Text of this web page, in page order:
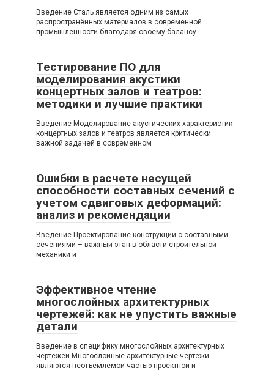
Введение Сталь является одним из самых
распространённых материалов в современной
промышленности благодаря своему балансу
Тестирование ПО для
моделирования акустики
концертных залов и театров:
методики и лучшие практики
Введение Моделирование акустических характеристик
концертных залов и театров является критически
важной задачей в современном
Ошибки в расчете несущей
способности составных сечений с
учетом сдвиговых деформаций:
анализ и рекомендации
Введение Проектирование конструкций с составными
сечениями – важный этап в области строительной
механики и
Эффективное чтение
многослойных архитектурных
чертежей: как не упустить важные
детали
Введение в специфику многослойных архитектурных
чертежей Многослойные архитектурные чертежи
являются неотъемлемой частью проектной и